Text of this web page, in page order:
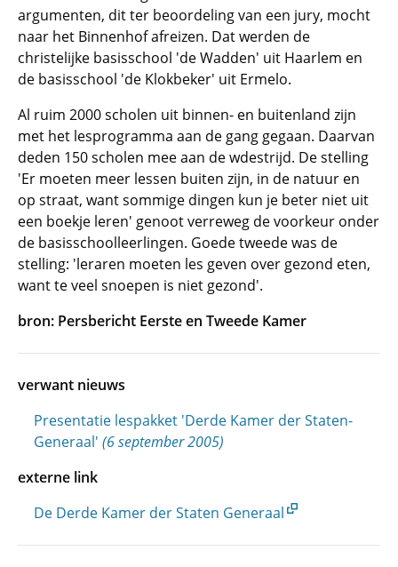
argumenten, dit ter beoordeling van een jury, mocht
naar het Binnenhof afreizen. Dat werden de
christelijke basisschool 'de Wadden' uit Haarlem en
de basisschool 'de Klokbeker' uit Ermelo.
Al ruim 2000 scholen uit binnen- en buitenland zijn
met het lesprogramma aan de gang gegaan. Daarvan
deden 150 scholen mee aan de wdestrijd. De stelling
'Er moeten meer lessen buiten zijn, in de natuur en
op straat, want sommige dingen kun je beter niet uit
een boekje leren' genoot verreweg de voorkeur onder
de basisschoolleerlingen. Goede tweede was de
stelling: 'leraren moeten les geven over gezond eten,
want te veel snoepen is niet gezond'.
bron: Persbericht Eerste en Tweede Kamer
verwant nieuws
Presentatie lespakket 'Derde Kamer der Staten-
Generaal' (6 september 2005)
externe link
De Derde Kamer der Staten Generaal